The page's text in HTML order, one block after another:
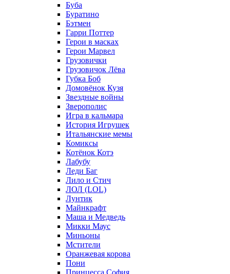
Буба
Буратино
Бэтмен
Гарри Поттер
Герои в масках
Герои Марвел
Грузовички
Грузовичок Лёва
Губка Боб
Домовёнок Кузя
Звездные войны
Зверополис
Игра в кальмара
История Игрушек
Итальянские мемы
Комиксы
Котёнок Котэ
Лабубу
Леди Баг
Лило и Стич
ЛОЛ (LOL)
Лунтик
Майнкрафт
Маша и Медведь
Микки Маус
Миньоны
Мстители
Оранжевая корова
Пони
Принцесса София